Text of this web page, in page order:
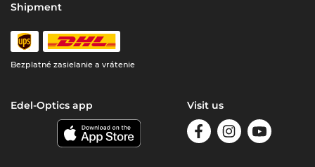
Shipment
Bezplatné zasielanie a vrátenie
Edel-Optics app Visit us